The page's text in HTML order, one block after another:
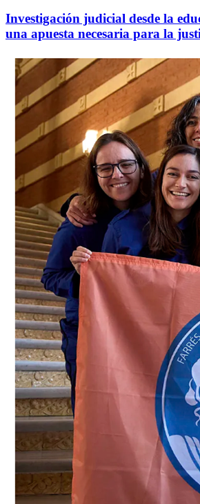
Investigación judicial desde la
una apuesta necesaria para la